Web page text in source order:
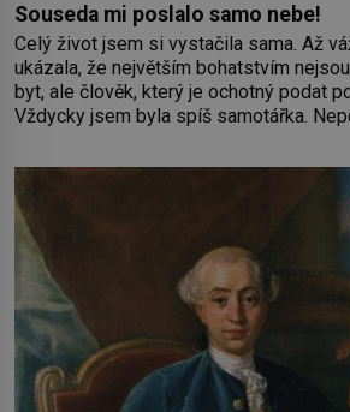
Souseda mi poslalo samo nebe!
Celý život jsem si vystačila sama. Až
ukázala, že největším bohatstvím
byt, ale člověk, který je ochotný podat
Vždycky jsem byla spíš samotářka.
práce a hlavně klid. Hned po studiích